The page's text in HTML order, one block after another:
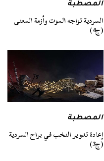
المصطبة
السردية تواجه الموت وأزمة المعنى
(ج4)
المصطبة
إعادة تدوير النخب في براح السردية
(ج3)